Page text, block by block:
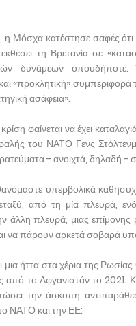
Μόσχα κατέστησε σαφές ότι
τη Βρετανία σε
δυνάμεων
«προκλητική» συμπεριφορά
ασάφεια».
φαίνεται να έχει
του ΝΑΤΟ Γενς
- ανοιχτά, δηλαδή -
υπερβολικά
από τη μία πλευρά,
άλλη πλευρά, μιας
να πάρουν αρκετά σοβαρά
ήττα στα χέρια της Ρωσίας
το Αφγανιστάν το 2021.
την άσκοπη
ΝΑΤΟ και την ΕΕ: